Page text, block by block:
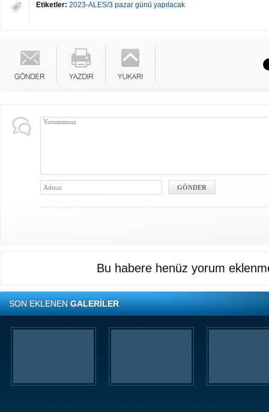
Etiketler: 2023-ALES/3 pazar günü yapılacak
Bu habere henüz yorum
SON EKLENENGALERİLER